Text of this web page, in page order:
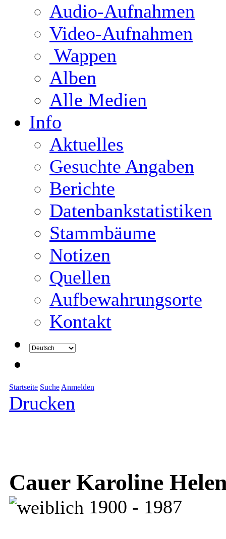
Audio-Aufnahmen
Video-Aufnahmen
Wappen
Alben
Alle Medien
Info
Aktuelles
Gesuchte Angaben
Berichte
Datenbankstatistiken
Stammbäume
Notizen
Quellen
Aufbewahrungsorte
Kontakt
Startseite Suche Anmelden
Drucken
Cauer Karoline
1900 - 1987